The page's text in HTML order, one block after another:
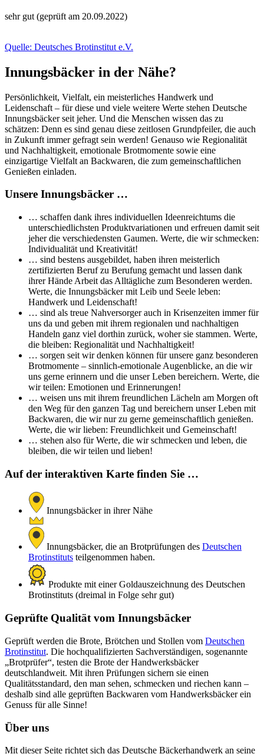
sehr gut (geprüft am 20.09.2022)
Quelle: Deutsches Brotinstitut e.V.
Innungsbäcker in der Nähe?
Persönlichkeit, Vielfalt, ein meisterliches Handwerk und
Leidenschaft – für diese und viele weitere Werte stehen Deutsche
Innungsbäcker seit jeher. Und die Menschen wissen das zu
schätzen: Denn es sind genau diese zeitlosen Grundpfeiler, die auch
in Zukunft immer gefragt sein werden! Genauso wie Regionalität
und Nachhaltigkeit, emotionale Brotmomente sowie eine
einzigartige Vielfalt an Backwaren, die zum gemeinschaftlichen
Genießen einladen.
Unsere Innungsbäcker …
… schaffen dank ihres individuellen Ideenreichtums die
unterschiedlichsten Produktvariationen und erfreuen damit seit
jeher die verschiedensten Gaumen. Werte, die wir schmecken:
Individualität und Kreativität!
… sind bestens ausgebildet, haben ihren meisterlich
zertifizierten Beruf zu Berufung gemacht und lassen dank
ihrer Hände Arbeit das Alltägliche zum Besonderen werden.
Werte, die Innungsbäcker mit Leib und Seele leben:
Handwerk und Leidenschaft!
… sind als treue Nahversorger auch in Krisenzeiten immer für
uns da und geben mit ihrem regionalen und nachhaltigen
Handeln ganz viel dorthin zurück, woher sie stammen. Werte,
die bleiben: Regionalität und Nachhaltigkeit!
… sorgen seit wir denken können für unsere ganz besonderen
Brotmomente – sinnlich-emotionale Augenblicke, an die wir
uns gerne erinnern und die unser Leben bereichern. Werte, die
wir teilen: Emotionen und Erinnerungen!
… weisen uns mit ihrem freundlichen Lächeln am Morgen oft
den Weg für den ganzen Tag und bereichern unser Leben mit
Backwaren, die wir nur zu gerne gemeinschaftlich genießen.
Werte, die wir lieben: Freundlichkeit und Gemeinschaft!
… stehen also für Werte, die wir schmecken und leben, die
bleiben, die wir teilen und lieben!
Auf der interaktiven Karte finden Sie …
Innungsbäcker in ihrer Nähe
Innungsbäcker, die an Brotprüfungen des Deutschen
Brotinstituts teilgenommen haben.
Produkte mit einer Goldauszeichnung des Deutschen
Brotinstituts (dreimal in Folge sehr gut)
Geprüfte Qualität vom Innungsbäcker
Geprüft werden die Brote, Brötchen und Stollen vom Deutschen
Brotinstitut. Die hochqualifizierten Sachverständigen, sogenannte
„Brotprüfer“, testen die Brote der Handwerksbäcker
deutschlandweit. Mit ihren Prüfungen sichern sie einen
Qualitätsstandard, den man sehen, schmecken und riechen kann –
deshalb sind alle geprüften Backwaren vom Handwerksbäcker ein
Genuss für alle Sinne!
Über uns
Mit dieser Seite richtet sich das Deutsche Bäckerhandwerk an seine